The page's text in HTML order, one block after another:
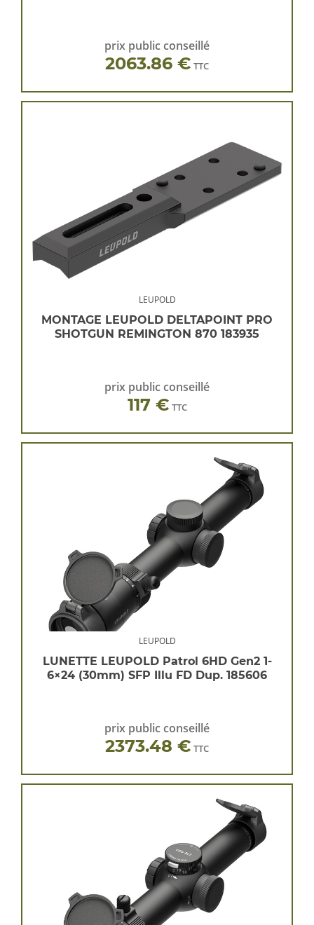
prix public conseillé
2063.86 € TTC
LEUPOLD
MONTAGE LEUPOLD DELTAPOINT PRO
SHOTGUN REMINGTON 870 183935
prix public conseillé
117 € TTC
LEUPOLD
LUNETTE LEUPOLD Patrol 6HD Gen2 1-
6×24 (30mm) SFP Illu FD Dup. 185606
prix public conseillé
2373.48 € TTC